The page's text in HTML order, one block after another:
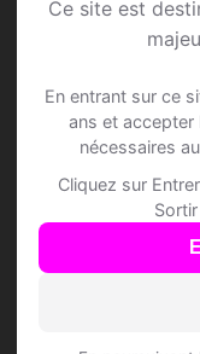
Ce site est
En entrant sur ce
ans et
nécessaires
Cliquez sur